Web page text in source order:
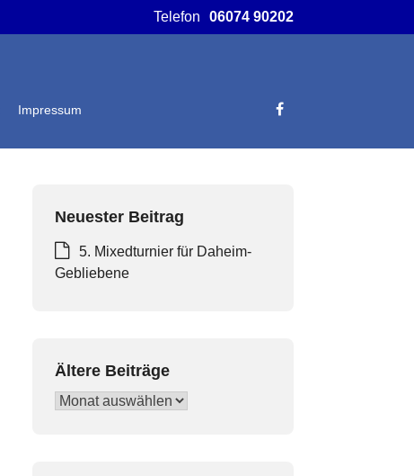
Telefon 06074 90202
Impressum
Neuester Beitrag
5. Mixedturnier für Daheim-
Gebliebene
Ältere Beiträge
Ältere